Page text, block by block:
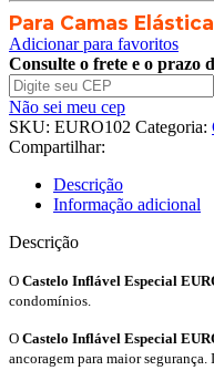
-
2,8
x
2,8m
x
2,5m
quantidade
Para Camas
Adicionar para favoritos
Consulte o frete e o prazo
Não sei meu cep
SKU: EURO102 Categoria:
Compartilhar:
Descrição
Informação adicional
Descrição
O Castelo Inflável Especial
condomínios.
O Castelo Inflável Especial
ancoragem para maior